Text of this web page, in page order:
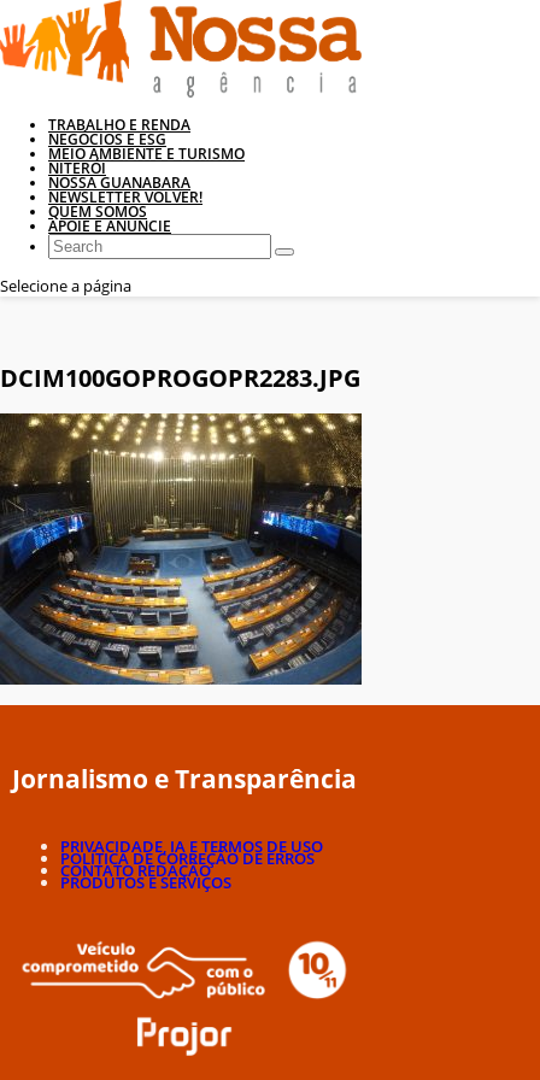
TRABALHO E RENDA
NEGÓCIOS E ESG
MEIO AMBIENTE E TURISMO
NITERÓI
NOSSA GUANABARA
NEWSLETTER VOLVER!
QUEM SOMOS
APOIE E ANUNCIE
Selecione a página
DCIM100GOPROGOPR2283.JPG
Jornalismo e Transparência
PRIVACIDADE, IA E TERMOS DE USO
POLÍTICA DE CORREÇÃO DE ERROS
CONTATO REDAÇÃO
PRODUTOS E SERVIÇOS